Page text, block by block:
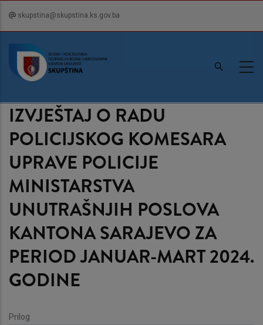
content
skupstina@skupstina.ks.gov.ba
IZVJEŠTAJ O RADU
POLICIJSKOG KOMESARA
UPRAVE POLICIJE
MINISTARSTVA
UNUTRAŠNJIH POSLOVA
KANTONA SARAJEVO ZA
PERIOD JANUAR-MART 2024.
GODINE
Prilog